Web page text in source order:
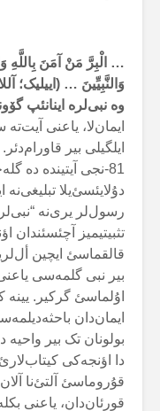
… الْبِرَّ مَنْ آمَنَ بِاللَّهِ
وَالنَّبِيِّينَ … (اییلیک؛
وە نبی‌لرە اینانئپ
ایمان‌لا، یاعنی آیت‌تە
ایلگیلی بیر
81-نجی آیتیندە دە
دۇلایئسئ‌یلا
رسول‌لر یری‌نە
تثبیتیمیز آچئسئندان
قالقماسئ ایچین
بیر نبی گلمەسی
اۇلماسئ گرکیر. یینە
ایمان‌دان
بولونان تک بیر
دا اؤنجەکی
قۇروماسئ آلتئ‌نا
قورئان‌دان، یاعنی